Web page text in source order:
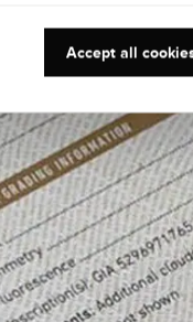
Accept all